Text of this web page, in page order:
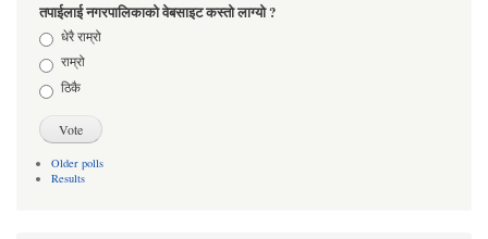
तपाईलाई नगरपालिकाको वेबसाइट कस्तो लाग्यो ?
Choicesधेरै राम्रो
राम्रो
ठिकै
Older polls
Results